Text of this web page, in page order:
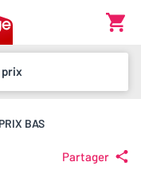
prix
BAS
Partager